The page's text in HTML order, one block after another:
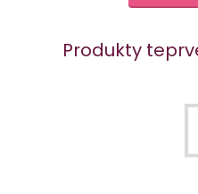
Produkty